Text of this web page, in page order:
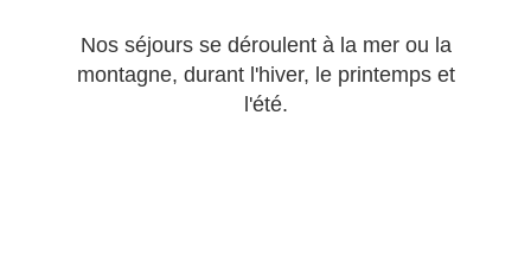
Nos séjours se déroulent à la mer ou la
montagne, durant l'hiver, le printemps et
l'été.